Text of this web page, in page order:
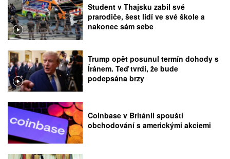
Student v Thajsku zabil své
prarodiče, šest lidí ve své škole a
nakonec sám sebe
Trump opět posunul termín dohody s
Íránem. Teď tvrdí, že bude
podepsána brzy
Coinbase v Británii spouští
obchodování s americkými akciemi